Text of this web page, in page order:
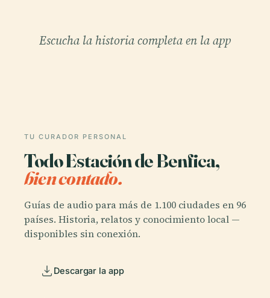
Escucha la historia completa en la app
TU CURADOR PERSONAL
Todo Estación de Benfica,
bien contado.
Guías de audio para más de 1.100 ciudades en 96
países. Historia, relatos y conocimiento local —
disponibles sin conexión.
Descargar la app